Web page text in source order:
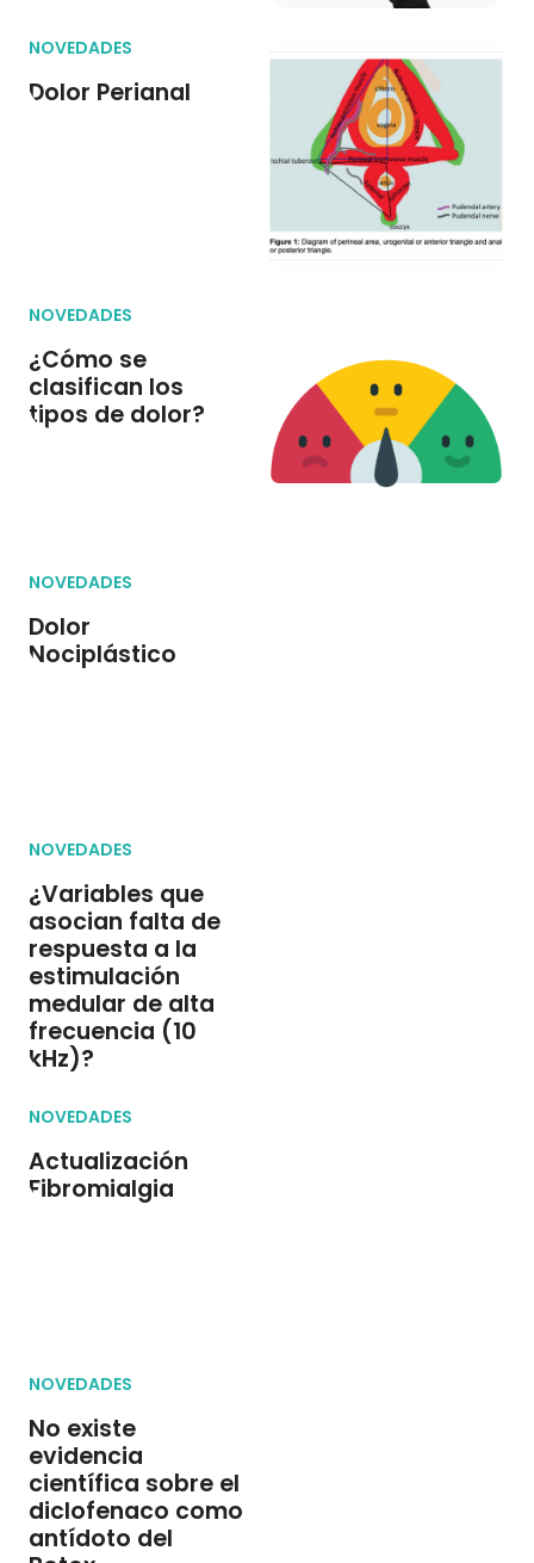
NOVEDADES
Dolor Perianal
NOVEDADES
¿Cómo se
clasifican los
tipos de dolor?
NOVEDADES
Dolor
Nociplástico
NOVEDADES
¿Variables que
asocian falta de
respuesta a la
estimulación
medular de alta
frecuencia (10
kHz)?
NOVEDADES
Actualización
Fibromialgia
NOVEDADES
No existe
evidencia
científica sobre el
diclofenaco como
antídoto del